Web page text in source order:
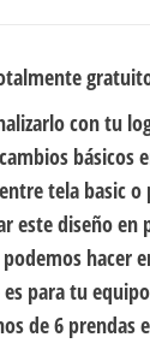
con tu
básicos
tela basic
este diseño
hacer
para tu
de 6